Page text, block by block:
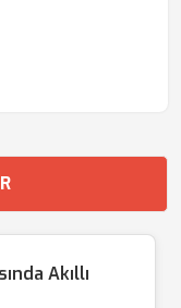
Akıllı